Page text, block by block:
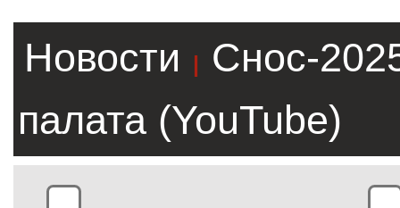
Новости |
Снос-
палата (YouTube)